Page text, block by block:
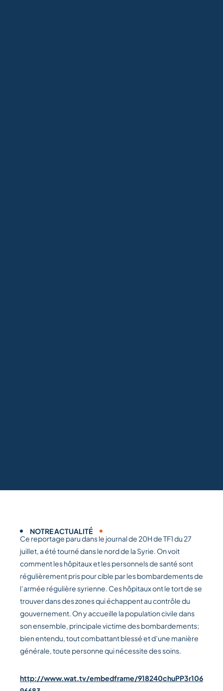
NOTRE ACTUALITÉ
Ce reportage paru dans le journal de 20H de TF1 du 27
juillet, a été tourné dans le nord de la Syrie. On voit
comment les hôpitaux et les personnels de santé sont
régulièrement pris pour cible par les bombardements de
l’armée régulière syrienne. Ces hôpitaux ont le tort de se
trouver dans des zones qui échappent au contrôle du
gouvernement. On y accueille la population civile dans
son ensemble, principale victime des bombardements;
bien entendu, tout combattant blessé et d’une manière
générale, toute personne qui nécessite des soins.
http://www.wat.tv/embedframe/918240chuPP3r106